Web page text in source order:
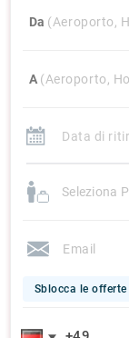
Da (Aeroporto,
A (Aeroporto,
Seleziona
Sblocca le